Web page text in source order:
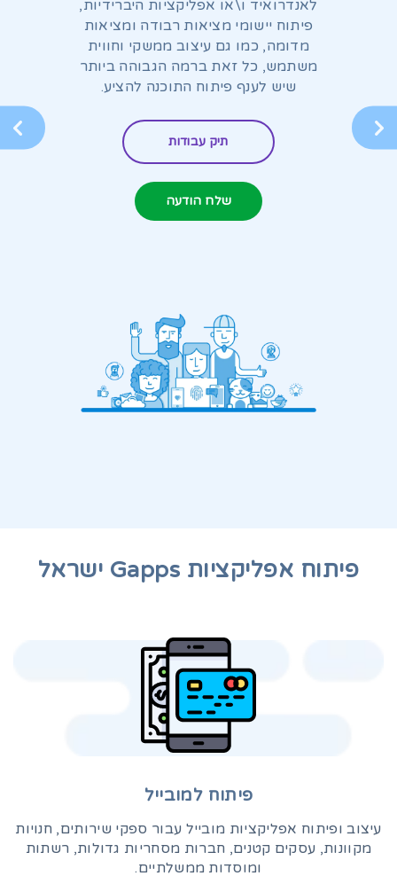
לאנדרואיד ו\או אפליקציות היברידיות,
פיתוח יישומי מציאות רבודה ומציאות
מדומה, כמו גם עיצוב ממשקי וחווית
משתמש, כל זאת ברמה הגבוהה ביותר
שיש לענף פיתוח התוכנה להציע.
תיק עבודות
שלח הודעה
פיתוח אפליקציות Gapps ישראל
פיתוח למובייל
עיצוב ופיתוח אפליקציות מובייל עבור ספקי שירותים, חנויות
מקוונות, עסקים קטנים, חברות מסחריות גדולות, רשתות
ומוסדות ממשלתיים.
סמן קישורים
לאפס
את
האפשרויות
cached